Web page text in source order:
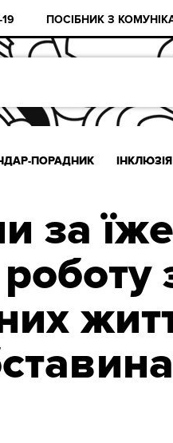
ПОСІБНИК З
ПОРАДНИК ІНКЛЮЗІЯ
за